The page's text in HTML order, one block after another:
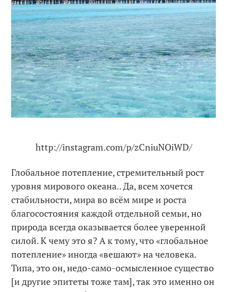
http://instagram.com/p/zCniuNOiWD/
Глобальное потепление, стремительный рост
уровня мирового океана.. Да, всем хочется
стабильности, мира во всём мире и роста
благосостояния каждой отдельной семьи, но
природа всегда оказывается более уверенной
силой. К чему это я? А к тому, что «глобальное
потепление» иногда «вешают» на человека.
Типа, это он, недо-само-осмысленное существо
[и другие эпитеты тоже там], так это именно он